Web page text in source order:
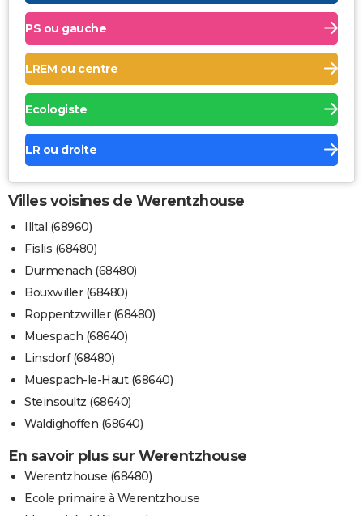
PS ou gauche
LREM ou centre
Ecologiste
LR ou droite
Villes voisines de Werentzhouse
Illtal (68960)
Fislis (68480)
Durmenach (68480)
Bouxwiller (68480)
Roppentzwiller (68480)
Muespach (68640)
Linsdorf (68480)
Muespach-le-Haut (68640)
Steinsoultz (68640)
Waldighoffen (68640)
En savoir plus sur Werentzhouse
Werentzhouse (68480)
Ecole primaire à Werentzhouse